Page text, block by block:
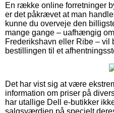
En række online forretninger
er det påkrævet at man
kunne du overveje den
mange gange – uafhængig
Frederikshavn eller Ribe – vil
bestillingen til et
Det har vist sig at være
information om priser på
har utallige Dell e-butikker
salgsværdien på specielt